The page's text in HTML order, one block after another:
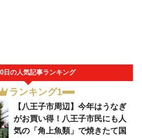
日の人気記事ランキング
ランキング1
【八王子市周辺】今年はうなぎ
がお買い得！八王子市民にも人
気の「角上魚類」で焼きたて国